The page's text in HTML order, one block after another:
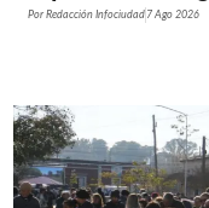
PorRedacción Infociudad 7 Ago 2026